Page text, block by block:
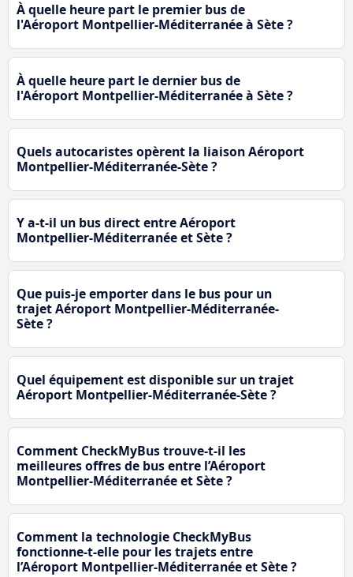
À quelle heure part le premier bus de
l'Aéroport Montpellier-Méditerranée à Sète ?
À quelle heure part le dernier bus de
l'Aéroport Montpellier-Méditerranée à Sète ?
Quels autocaristes opèrent la liaison Aéroport
Montpellier-Méditerranée-Sète ?
Y a-t-il un bus direct entre Aéroport
Montpellier-Méditerranée et Sète ?
Que puis-je emporter dans le bus pour un
trajet Aéroport Montpellier-Méditerranée-
Sète ?
Quel équipement est disponible sur un trajet
Aéroport Montpellier-Méditerranée-Sète ?
Comment CheckMyBus trouve-t-il les
meilleures offres de bus entre l’Aéroport
Montpellier-Méditerranée et Sète ?
Comment la technologie CheckMyBus
fonctionne-t-elle pour les trajets entre
l’Aéroport Montpellier-Méditerranée et Sète ?